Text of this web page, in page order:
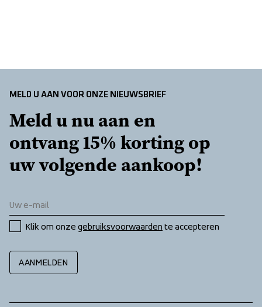
MELD U AAN VOOR ONZE NIEUWSBRIEF
Meld u nu aan en
ontvang 15% korting op
uw volgende aankoop!
Klik om onze gebruiksvoorwaarden te accepteren
AANMELDEN